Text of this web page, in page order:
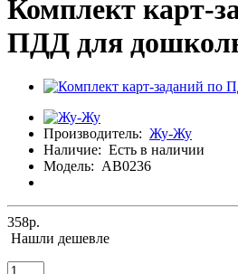
Комплект карт-
ПДД для
Производитель: Жу-Жу
Наличие: Есть в наличии
Модель: АВ0236
358р.
Нашли дешевле